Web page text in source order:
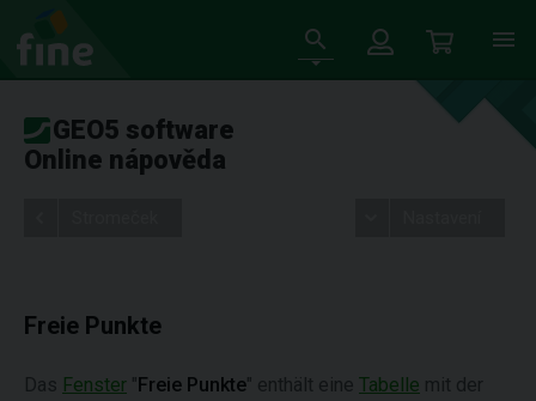
GEO5 software
Online nápověda
Freie Punkte
Das Fenster "Freie Punkte" enthält eine Tabelle mit der